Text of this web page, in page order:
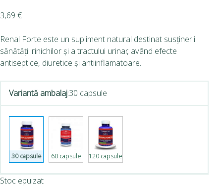
3,69 €
Renal Forte este un supliment natural destinat susținerii
sănătății rinichilor și a tractului urinar, având efecte
antiseptice, diuretice și antiinflamatoare.
Variantă ambalaj:30 capsule
30 capsule 60 capsule 120 capsule
Stoc epuizat